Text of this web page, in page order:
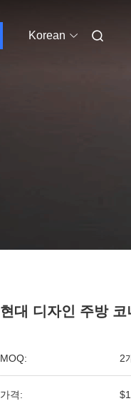
Korean
현대 디자인 주방 코
MOQ: 2
가격: